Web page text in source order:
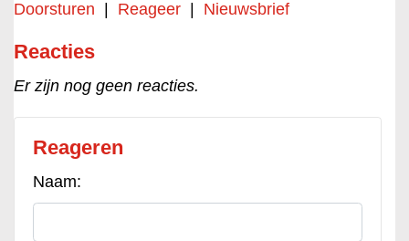
Doorsturen Reageer Nieuwsbrief
Reacties
Er zijn nog geen reacties.
Reageren
Naam: